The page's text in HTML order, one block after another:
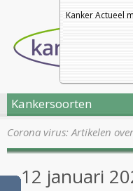
Kanker Actueel
Kankersoorten
Corona virus: Artikelen
12 januari